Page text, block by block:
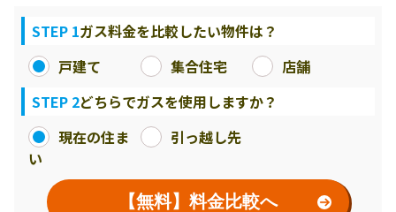
STEP 1ガス料金を比較したい物件は？
戸建て
集合住宅
店舗
STEP 2どちらでガスを使用しますか？
現在の住ま
い
引っ越し先
【無料】料金比較へ